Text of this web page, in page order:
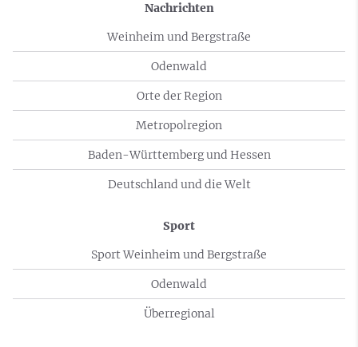
Nachrichten
Weinheim und Bergstraße
Odenwald
Orte der Region
Metropolregion
Baden-Württemberg und Hessen
Deutschland und die Welt
Sport
Sport Weinheim und Bergstraße
Odenwald
Überregional